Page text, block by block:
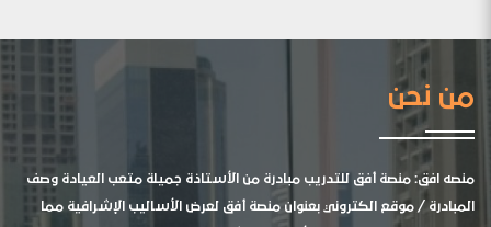
من نحن
منصه افق: منصة أفق للتدريب مبادرة من الأستاذة جميلة متعب العيادة وصف
المبادرة / موقع الكتروني بعنوان منصة أفق لعرض الأساليب الإشرافية مما